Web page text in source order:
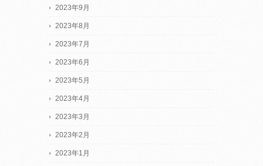
2023年9月
2023年8月
2023年7月
2023年6月
2023年5月
2023年4月
2023年3月
2023年2月
2023年1月